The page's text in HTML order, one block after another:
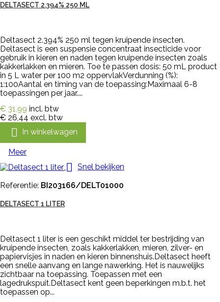
DELTASECT 2.394% 250 ML
Deltasect 2.394% 250 ml tegen kruipende insecten.
Deltasect is een suspensie concentraat insecticide voor
gebruik in kieren en naden tegen kruipende insecten zoals
kakkerlakken en mieren. Toe te passen dosis: 50 mL product
in 5 L water per 100 m2 oppervlakVerdunning (%):
1:100Aantal en timing van de toepassing:Maximaal 6-8
toepassingen per jaar....
€ 31,99 incl. btw
€ 26,44 excl. btw
 In winkelwagen
Meer
 Snel bekijken
Referentie: BI203166/DELT01000
DELTASECT 1 LITER
Deltasect 1 liter is een geschikt middel ter bestrijding van
kruipende insecten, zoals kakkerlakken, mieren, zilver- en
papiervisjes in naden en kieren binnenshuis.Deltasect heeft
een snelle aanvang en lange nawerking. Het is nauwelijks
zichtbaar na toepassing. Toepassen met een
lagedrukspuit.Deltasect kent geen beperkingen m.b.t. het
toepassen op...